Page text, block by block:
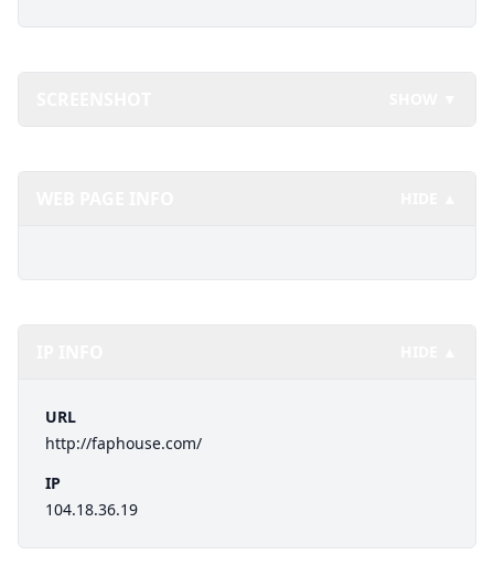
URL
http://faphouse.com/
IP
104.18.36.19